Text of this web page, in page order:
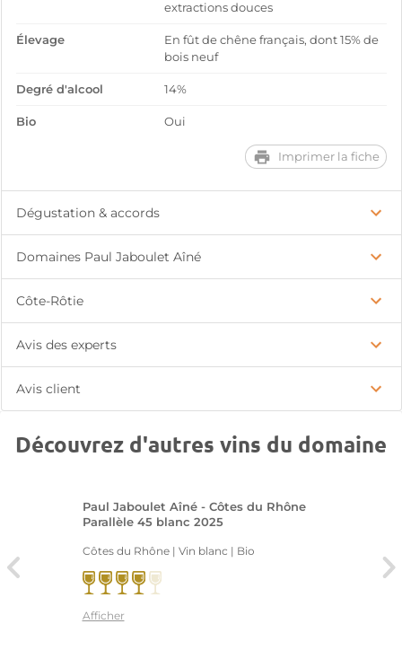
extractions douces
Élevage
En fût de chêne français, dont 15% de
bois neuf
Degré d'alcool 14%
Bio Oui
Imprimer la fiche
Dégustation & accords
Domaines Paul Jaboulet Aîné
Côte-Rôtie
Avis des experts
Avis client
Découvrez d'autres vins du domaine
Paul Jaboulet Aîné - Côtes du Rhône
Parallèle 45 blanc 2025
Côtes du Rhône | Vin blanc | Bio
Afficher